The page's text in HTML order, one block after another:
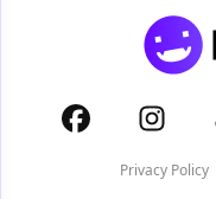
Privacy Policy